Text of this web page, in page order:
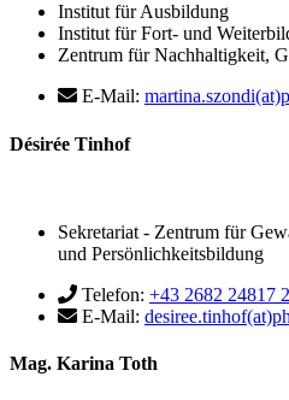
Institut für Ausbildung
Institut für Fort- und
Zentrum für Nachhaltigkeit,
E-Mail:
Désirée Tinhof
Sekretariat - Zentrum für
und Persönlichkeitsbildung
Telefon: +43 2682 24817
E-Mail:
Mag. Karina Toth